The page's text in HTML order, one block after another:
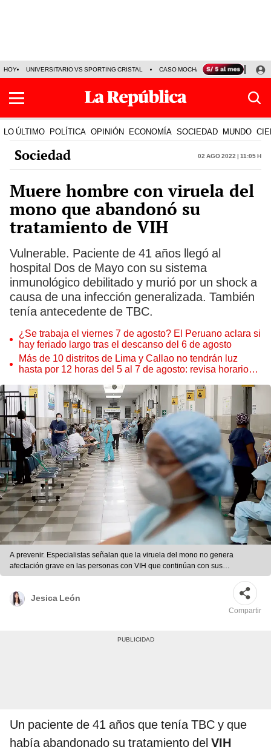
HOY UNIVERSITARIO VS SPORTING CRISTAL CASO MOCHASUELDOS
LO ÚLTIMO POLÍTICA OPINIÓN ECONOMÍA SOCIEDAD MUNDO
Sociedad 02 Ago 2022 | 11:05 h
Muere hombre con viruela del
mono que abandonó su
tratamiento de VIH
Vulnerable. Paciente de 41 años llegó al
hospital Dos de Mayo con su sistema
inmunológico debilitado y murió por un shock a
causa de una infección generalizada. También
tenía antecedente de TBC.
¿Se trabaja el viernes 7 de agosto? El Peruano aclara si
hay feriado largo tras el descanso del 6 de agosto
Más de 10 distritos de Lima y Callao no tendrán luz
hasta por 12 horas del 5 al 7 de agosto: revisa horarios y
A prevenir. Especialistas señalan que la viruela del mono no genera
afectación grave en las personas con VIH que continúan con sus
tratamientos. Foto: difusión
Jesica León
Compartir
Un paciente de 41 años que tenía TBC y que
había abandonado su tratamiento del VIH